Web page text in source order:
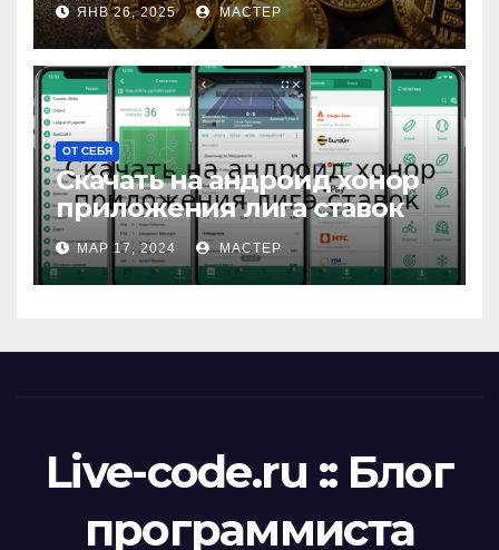
ЯНВ 26, 2025 МАСТЕР
ОТ СЕБЯ
Скачать на андроид хонор
приложения лига ставок
МАР 17, 2024 МАСТЕР
Live-code.ru :: Блог
программиста